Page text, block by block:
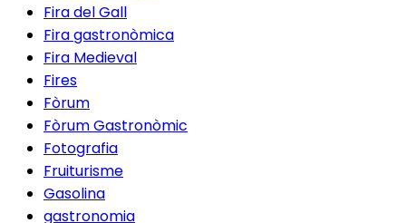
Fira del Gall
Fira gastronòmica
Fira Medieval
Fires
Fòrum
Fòrum Gastronòmic
Fotografia
Fruiturisme
Gasolina
gastronomia